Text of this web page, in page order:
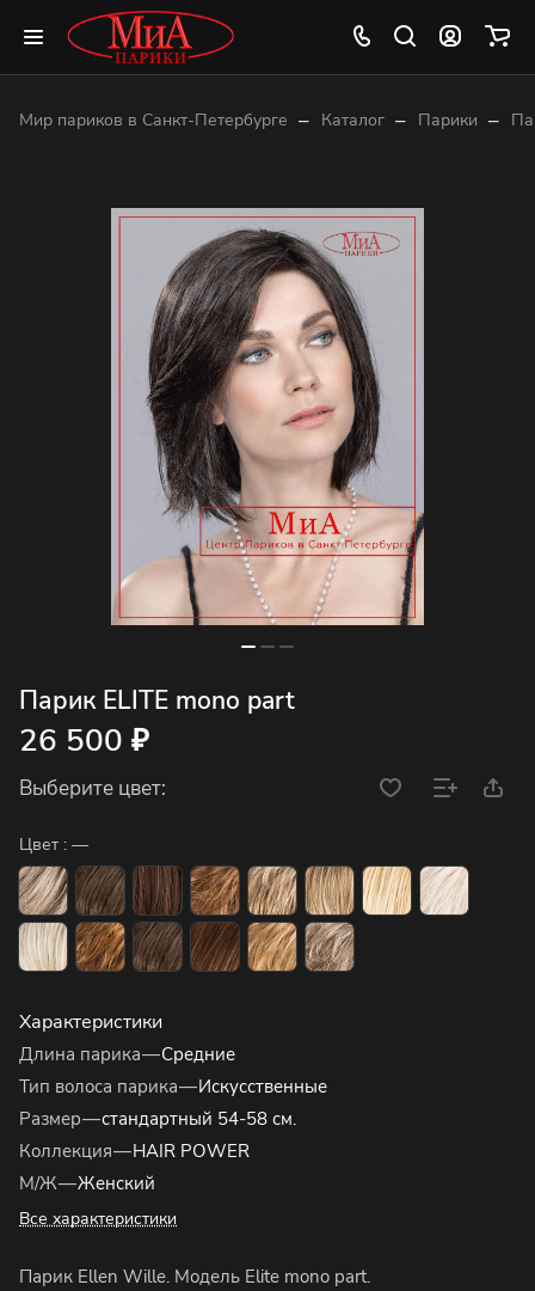
Мир париков в Санкт-Петербурге – Каталог – Парики –
Парик ELITE mono part
26 500 ₽
Выберите цвет:
Цвет : —
Характеристики
Длина парика—Средние
Тип волоса парика—Искусственные
Размер—стандартный 54-58 см.
Коллекция—HAIR POWER
М/Ж—Женский
Все характеристики
Парик Ellen Wille. Модель Elite mono part.